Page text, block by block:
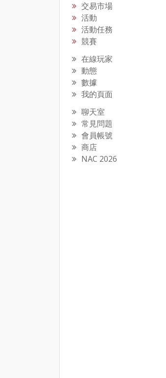
交易市場
活動
活動任務
競賽
在線玩家
動態
數據
我的頁面
聊天室
常見問題
會員帳號
商店
NAC 2026